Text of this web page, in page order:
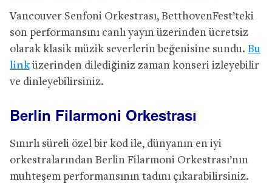
Vancouver Senfoni Orkestrası, BetthovenFest’teki
son performansını canlı yayın üzerinden ücretsiz
olarak klasik müzik severlerin beğenisine sundu. Bu
linküzerinden dilediğiniz zaman konseri izleyebilir
ve dinleyebilirsiniz.
Berlin Filarmoni Orkestrası
Sınırlı süreli özel bir kod ile, dünyanın en iyi
orkestralarından Berlin Filarmoni Orkestrası’nın
muhteşem performansının tadını çıkarabilirsiniz.